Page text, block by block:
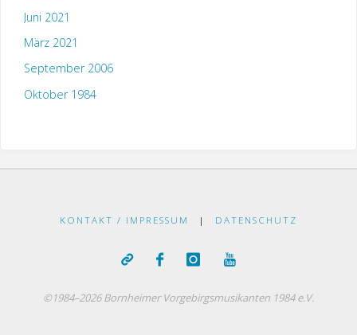
Juni 2021
März 2021
September 2006
Oktober 1984
KONTAKT / IMPRESSUM | DATENSCHUTZ
©1984–2026 Bornheimer Vorgebirgsmusikanten 1984 e.V.